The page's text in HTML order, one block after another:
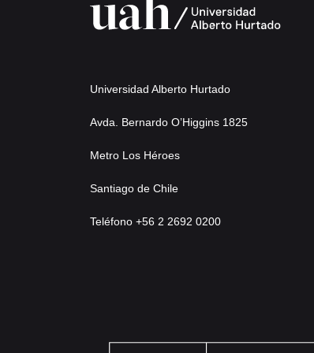
Universidad Alberto Hurtado
Avda. Bernardo O’Higgins 1825
Metro Los Héroes
Santiago de Chile
Teléfono +56 2 2692 0200